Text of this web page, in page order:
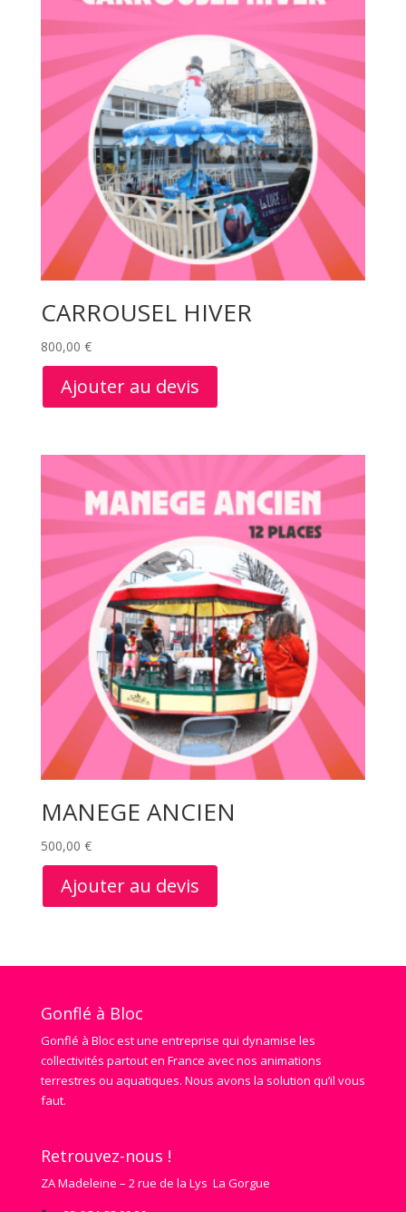
CARROUSEL HIVER
800,00 €
Ajouter au devis
MANEGE ANCIEN
500,00 €
Ajouter au devis
Gonflé à Bloc
Gonflé à Bloc est une entreprise qui dynamise les
collectivités partout en France avec nos animations
terrestres ou aquatiques. Nous avons la solution qu’il vous
faut.
Retrouvez-nous !
ZA Madeleine – 2 rue de la Lys La Gorgue